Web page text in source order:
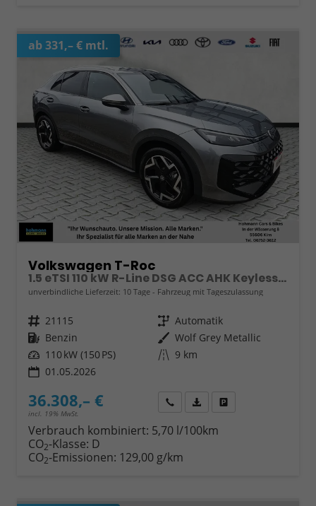
ab 331,– € mtl.
Volkswagen T-Roc
1.5 eTSI 110 kW R-Line DSG ACC AHK Keyless 18Zoll
unverbindliche Lieferzeit: 10 Tage Fahrzeug mit Tageszulassung
Fahrzeugnr. 21115 Getriebe Automatik
Kraftstoff Benzin Außenfarbe Wolf Grey Metallic
Leistung 110 kW (150 PS) Kilometerstand 9 km
01.05.2026
36.308,– €
incl. 19% MwSt.
Wir rufen Sie anFahrzeugexposé (PDF)
Verbrauch kombiniert: 5,70 l/100km
CO2-Klasse: D
CO2-Emissionen: 129,00 g/km